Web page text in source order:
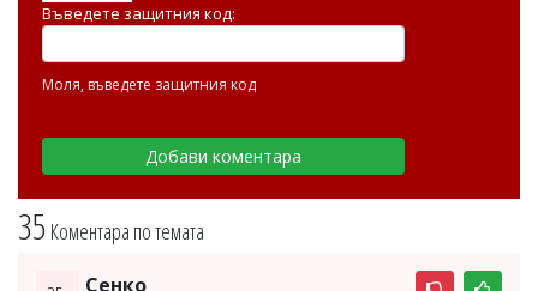
35 Коментара по темата
Сенко
Въведете защитния код:
Моля, въведете защитния код